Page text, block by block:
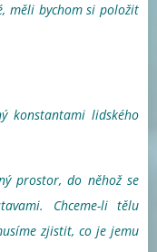
měli bychom si položit
konstantami lidského
prostor, do něhož se
Chceme-li tělu
zjistit, co je jemu